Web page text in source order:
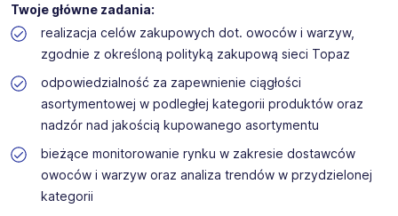
franczyzowych)w czterech województwach wschodniej,
a także centralnej Polski.
Nasza marka stale się rozwija
posiadamy również własne Centra Logistyczne, stacje
benzynowe, punkty gastronomiczne TOP DRIVE, Browar
Restauracyjny BROFAKTURA, budujemy galerie handlowe,
inwestycje deweloperskie itd. Dysponujemy również
Zakładem Rozbioru Drobiu oraz ciastkarnią NATALIA I
SZYMON i Piekarnią Sokołowską.
Aktualnie do swojego Centrum Logistycznego
Produktów Świeżych w Starym Opolu (k. Siedlec), ul.
Warszawska 55 - poszukujemy osoby na stanowisko -
Twoje główne zadania:
realizacja celów zakupowych dot. owoców i warzyw,
zgodnie z określoną polityką zakupową sieci Topaz
odpowiedzialność za zapewnienie ciągłości
asortymentowej w podległej kategorii produktów oraz
nadzór nad jakością kupowanego asortymentu
bieżące monitorowanie rynku w zakresie dostawców
owoców i warzyw oraz analiza trendów w przydzielonej
kategorii